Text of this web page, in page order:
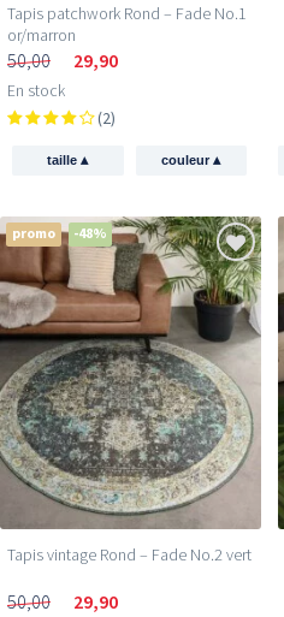
Tapis patchwork Rond – Fade No.1
or/marron
50,00 29,90
En stock
(2)
taille▴ couleur▴
promo -48%
Tapis vintage Rond – Fade No.2 vert
50,00 29,90